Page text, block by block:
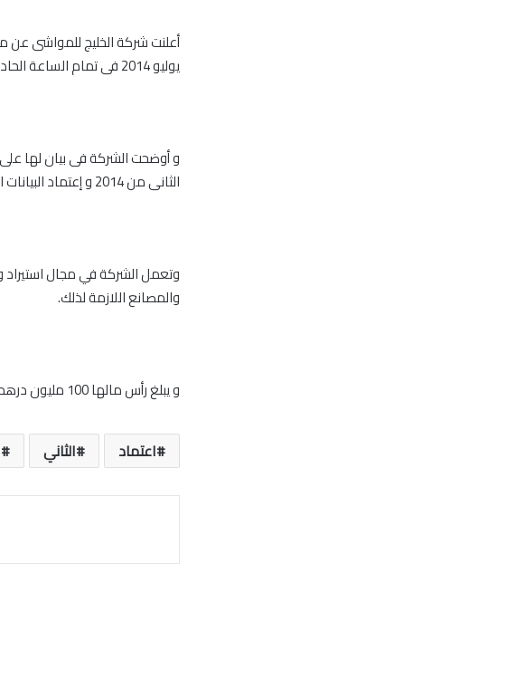
يوليو 2014 فى تمام الساعة الحادية عشر صباحاً بمقر الشركة الرئيسى بالنخيل-رأس الخيمة.
و أوضحت الشركة فى بيان لها على
الثانى من 2014 و إعتماد البيانات المرحلية المنتهية فى 30 يونيو 2014.
وتعمل الشركة في مجال استيراد
والمصانع اللازمة لذلك.
و يبلغ رأس مالها 100 مليون درهم موزعا على 100 مليون سهم بقيمة إسمية درهم واحد للسهم.
اعتماد الثاني